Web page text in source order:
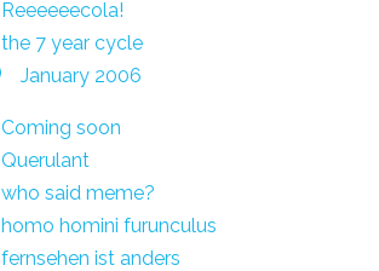
Reeeeeecola!
the 7 year cycle
January 2006
Coming soon
Querulant
who said meme?
homo homini furunculus
fernsehen ist anders